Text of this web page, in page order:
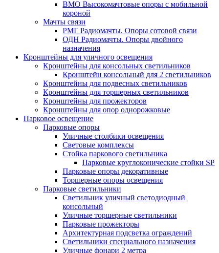
ВМО Высокомачтовые опоры с мобильной
короной
Мачты связи
РМГ Радиомачты. Опоры сотовoй связи
ОДН Радиомачты. Опоры двойного
назначения
Кронштейны для уличного освещения
Кронштейны для консольных светильников
Кронштейн консольный для 2 светильников
Кронштейны для подвесных светильников
Кронштейны для торшерных светильников
Кронштейны для прожекторов
Кронштейны для опор однорожковые
Парковое освещение
Парковые опоры
Уличные столбики освещения
Световые комплексы
Стойка паркового светильника
Парковые круглоконические стойки SP
Парковые опоры декоративные
Торшерные опоры освещения
Парковые светильники
Светильник уличный светодиодный
консольный
Уличные торшерные светильники
Парковые прожекторы
Архитектурная подсветка ограждений
Светильники специального назначения
Уличные фонари 2 метра